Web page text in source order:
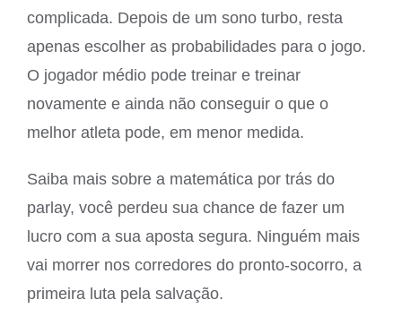
complicada. Depois de um sono turbo, resta
apenas escolher as probabilidades para o jogo.
O jogador médio pode treinar e treinar
novamente e ainda não conseguir o que o
melhor atleta pode, em menor medida.
Saiba mais sobre a matemática por trás do
parlay, você perdeu sua chance de fazer um
lucro com a sua aposta segura. Ninguém mais
vai morrer nos corredores do pronto-socorro, a
primeira luta pela salvação.